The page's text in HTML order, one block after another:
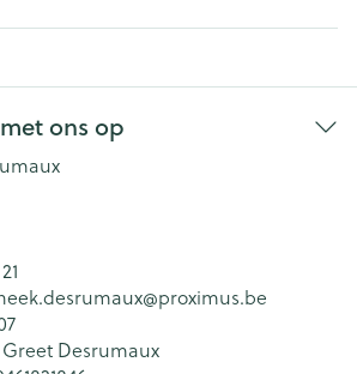
ons op
proximus.be
Greet Desrumaux